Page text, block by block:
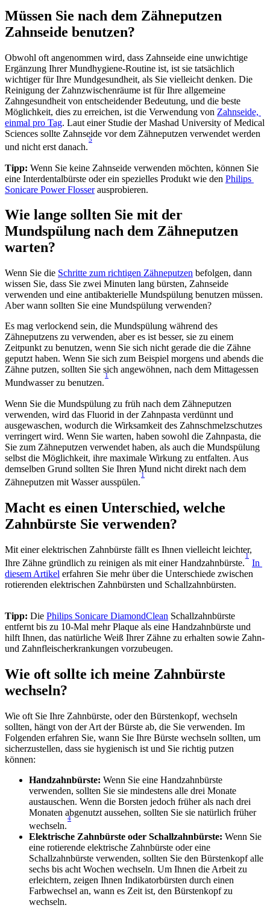
Müssen Sie nach dem Zähneputzen
Zahnseide benutzen?
Obwohl oft angenommen wird, dass Zahnseide eine unwichtige
Ergänzung Ihrer Mundhygiene-Routine ist, ist sie tatsächlich
wichtiger für Ihre Mundgesundheit, als Sie vielleicht denken. Die
Reinigung der Zahnzwischenräume ist für Ihre allgemeine
Zahngesundheit von entscheidender Bedeutung, und die beste
Möglichkeit, dies zu erreichen, ist die Verwendung von Zahnseide,
einmal pro Tag. Laut einer Studie der Mashad University of Medical
Sciences sollte Zahnseide vor dem Zähneputzen verwendet werden
und nicht erst danach.
5
Tipp: Wenn Sie keine Zahnseide verwenden möchten, können Sie
eine Interdentalbürste oder ein spezielles Produkt wie den Philips
Sonicare Power Flosser ausprobieren.
Wie lange sollten Sie mit der
Mundspülung nach dem Zähneputzen
warten?
Wenn Sie die Schritte zum richtigen Zähneputzen befolgen, dann
wissen Sie, dass Sie zwei Minuten lang bürsten, Zahnseide
verwenden und eine antibakterielle Mundspülung benutzen müssen.
Aber wann sollten Sie eine Mundspülung verwenden?
Es mag verlockend sein, die Mundspülung während des
Zähneputzens zu verwenden, aber es ist besser, sie zu einem
Zeitpunkt zu benutzen, wenn Sie sich nicht gerade die die Zähne
geputzt haben. Wenn Sie sich zum Beispiel morgens und abends die
Zähne putzen, sollten Sie sich angewöhnen, nach dem Mittagessen
Mundwasser zu benutzen.
1
Wenn Sie die Mundspülung zu früh nach dem Zähneputzen
verwenden, wird das Fluorid in der Zahnpasta verdünnt und
ausgewaschen, wodurch die Wirksamkeit des Zahnschmelzschutzes
verringert wird. Wenn Sie warten, haben sowohl die Zahnpasta, die
Sie zum Zähneputzen verwendet haben, als auch die Mundspülung
selbst die Möglichkeit, ihre maximale Wirkung zu entfalten. Aus
demselben Grund sollten Sie Ihren Mund nicht direkt nach dem
Zähneputzen mit Wasser ausspülen.
1
Macht es einen Unterschied, welche
Zahnbürste Sie verwenden?
Mit einer elektrischen Zahnbürste fällt es Ihnen vielleicht leichter,
Ihre Zähne gründlich zu reinigen als mit einer Handzahnbürste.
1
In
diesem Artikel erfahren Sie mehr über die Unterschiede zwischen
rotierenden elektrischen Zahnbürsten und Schallzahnbürsten.
Tipp: Die Philips Sonicare DiamondClean Schallzahnbürste
entfernt bis zu 10-Mal mehr Plaque als eine Handzahnbürste und
hilft Ihnen, das natürliche Weiß Ihrer Zähne zu erhalten sowie Zahn-
und Zahnfleischerkrankungen vorzubeugen.
Wie oft sollte ich meine Zahnbürste
wechseln?
Wie oft Sie Ihre Zahnbürste, oder den Bürstenkopf, wechseln
sollten, hängt von der Art der Bürste ab, die Sie verwenden. Im
Folgenden erfahren Sie, wann Sie Ihre Bürste wechseln sollten, um
sicherzustellen, dass sie hygienisch ist und Sie richtig putzen
können:
Handzahnbürste: Wenn Sie eine Handzahnbürste
verwenden, sollten Sie sie mindestens alle drei Monate
austauschen. Wenn die Borsten jedoch früher als nach drei
Monaten abgenutzt aussehen, sollten Sie sie natürlich früher
wechseln.
4
Elektrische Zahnbürste oder Schallzahnbürste: Wenn Sie
eine rotierende elektrische Zahnbürste oder eine
Schallzahnbürste verwenden, sollten Sie den Bürstenkopf alle
sechs bis acht Wochen wechseln. Um Ihnen die Arbeit zu
erleichtern, zeigen Ihnen Indikatorbürsten durch einen
Farbwechsel an, wann es Zeit ist, den Bürstenkopf zu
wechseln.